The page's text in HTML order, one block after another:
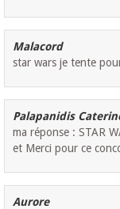
Malacord
star wars je tente
Palapanidis
ma réponse : STAR
et Merci pour ce
Aurore